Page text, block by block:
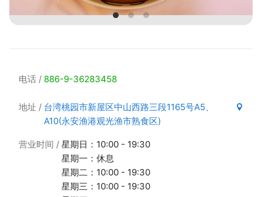
电话 886-9-36283458
地址
台湾桃园市新屋区中山西路三段1165号A5、
A10(永安渔港观光渔市熟食区)
营业时间
星期日：10:00 - 19:30
星期一：休息
星期二：10:00 - 19:30
星期三：10:00 - 19:30